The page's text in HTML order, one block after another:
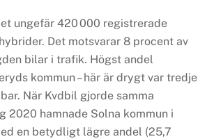
ungefär 420 000 registrerade
Det motsvarar 8 procent av
bilar i trafik. Högst andel
kommun – här är drygt var tredje
När Kvdbil gjorde samma
2020 hamnade Solna kommun i
en betydligt lägre andel (25,7